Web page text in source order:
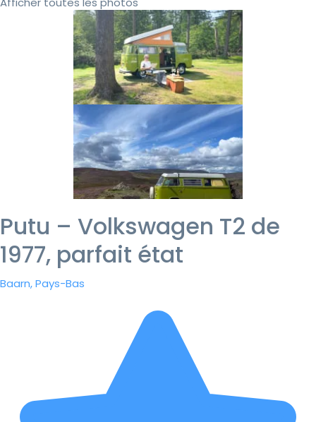
Putu – Volkswagen T2 de
1977, parfait état
Baarn, Pays-Bas